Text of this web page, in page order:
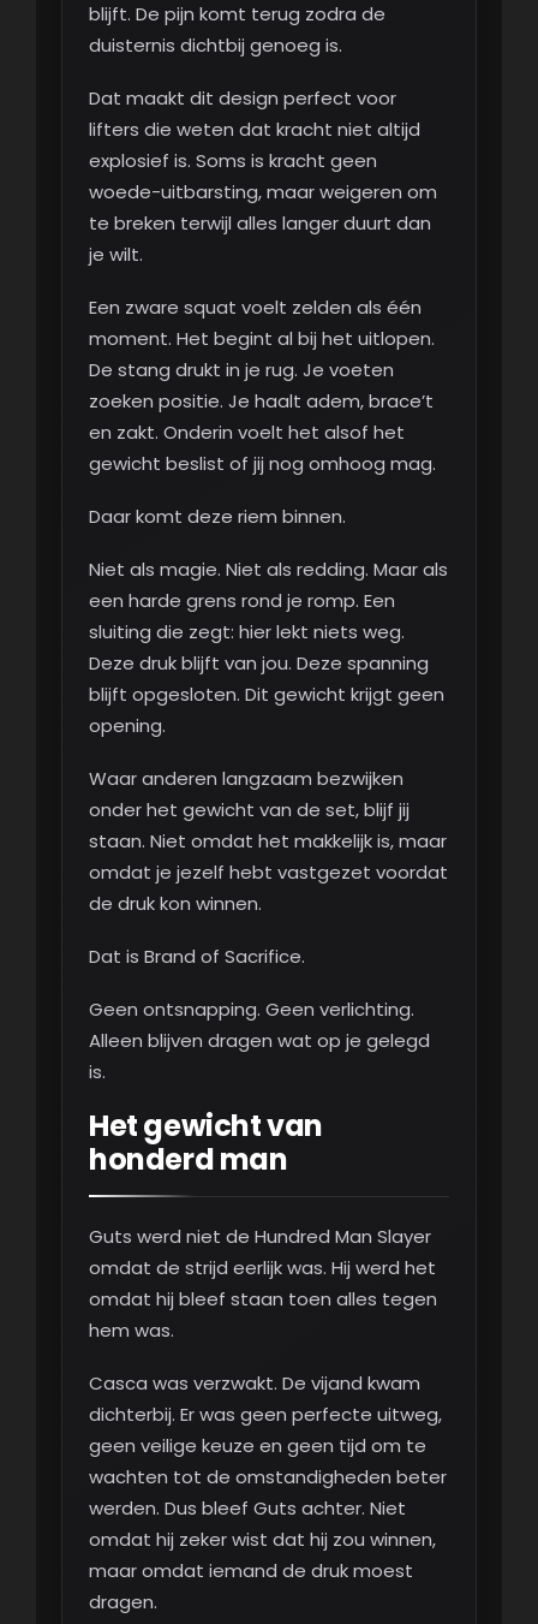
blijft. De pijn komt terug zodra de
duisternis dichtbij genoeg is.
Dat maakt dit design perfect voor
lifters die weten dat kracht niet altijd
explosief is. Soms is kracht geen
woede-uitbarsting, maar weigeren om
te breken terwijl alles langer duurt dan
je wilt.
Een zware squat voelt zelden als één
moment. Het begint al bij het uitlopen.
De stang drukt in je rug. Je voeten
zoeken positie. Je haalt adem, brace’t
en zakt. Onderin voelt het alsof het
gewicht beslist of jij nog omhoog mag.
Daar komt deze riem binnen.
Niet als magie. Niet als redding. Maar als
een harde grens rond je romp. Een
sluiting die zegt: hier lekt niets weg.
Deze druk blijft van jou. Deze spanning
blijft opgesloten. Dit gewicht krijgt geen
opening.
Waar anderen langzaam bezwijken
onder het gewicht van de set, blijf jij
staan. Niet omdat het makkelijk is, maar
omdat je jezelf hebt vastgezet voordat
de druk kon winnen.
Dat is Brand of Sacrifice.
Geen ontsnapping. Geen verlichting.
Alleen blijven dragen wat op je gelegd
is.
Het gewicht van
honderd man
Guts werd niet de Hundred Man Slayer
omdat de strijd eerlijk was. Hij werd het
omdat hij bleef staan toen alles tegen
hem was.
Casca was verzwakt. De vijand kwam
dichterbij. Er was geen perfecte uitweg,
geen veilige keuze en geen tijd om te
wachten tot de omstandigheden beter
werden. Dus bleef Guts achter. Niet
omdat hij zeker wist dat hij zou winnen,
maar omdat iemand de druk moest
dragen.